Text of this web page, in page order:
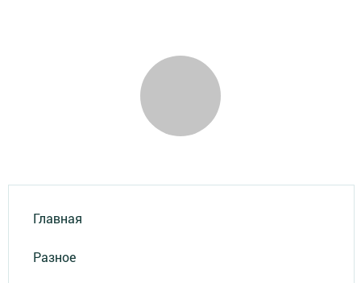
Главная
Разное